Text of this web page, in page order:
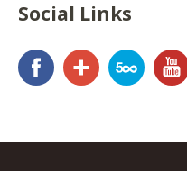
Social Links
FacebookGoogle+500px